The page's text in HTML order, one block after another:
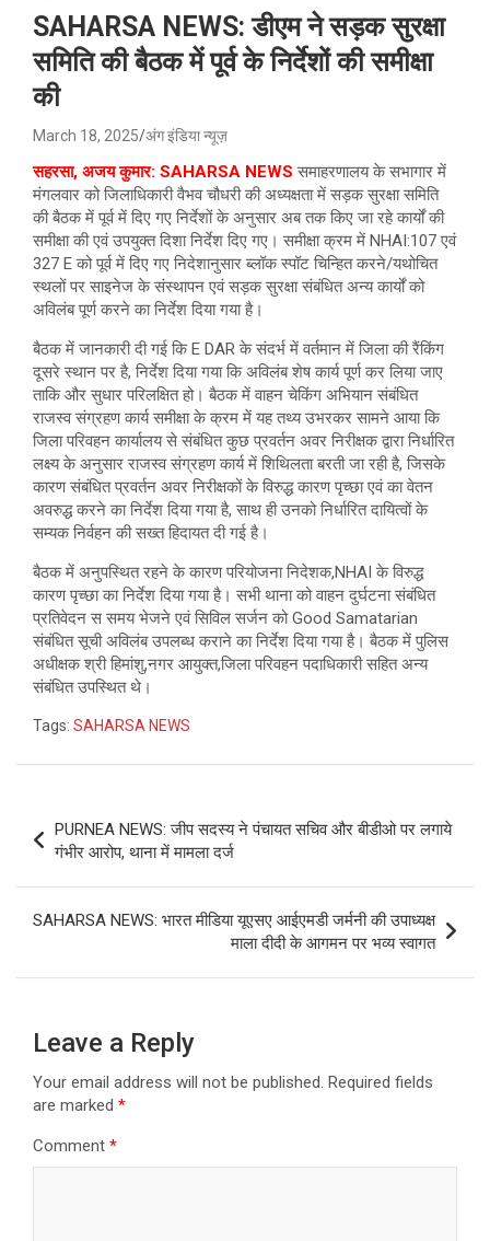
SAHARSA NEWS: डीएम ने सड़क सुरक्षा
समिति की बैठक में पूर्व के निर्देशों की समीक्षा
की
March 18, 2025 अंग इंडिया न्यूज़
सहरसा, अजय कुमार: SAHARSA NEWS समाहरणालय के सभागार में
मंगलवार को जिलाधिकारी वैभव चौधरी की अध्यक्षता में सड़क सुरक्षा समिति
की बैठक में पूर्व में दिए गए निर्देशों के अनुसार अब तक किए जा रहे कार्यों की
समीक्षा की एवं उपयुक्त दिशा निर्देश दिए गए। समीक्षा क्रम में NHAI:107 एवं
327 E को पूर्व में दिए गए निदेशानुसार ब्लॉक स्पॉट चिन्हित करने/यथोचित
स्थलों पर साइनेज के संस्थापन एवं सड़क सुरक्षा संबंधित अन्य कार्यों को
अविलंब पूर्ण करने का निर्देश दिया गया है।
बैठक में जानकारी दी गई कि E DAR के संदर्भ में वर्तमान में जिला की रैंकिंग
दूसरे स्थान पर है, निर्देश दिया गया कि अविलंब शेष कार्य पूर्ण कर लिया जाए
ताकि और सुधार परिलक्षित हो। बैठक में वाहन चेकिंग अभियान संबंधित
राजस्व संग्रहण कार्य समीक्षा के क्रम में यह तथ्य उभरकर सामने आया कि
जिला परिवहन कार्यालय से संबंधित कुछ प्रवर्तन अवर निरीक्षक द्वारा निर्धारित
लक्ष्य के अनुसार राजस्व संग्रहण कार्य में शिथिलता बरती जा रही है, जिसके
कारण संबंधित प्रवर्तन अवर निरीक्षकों के विरुद्ध कारण पृच्छा एवं का वेतन
अवरुद्ध करने का निर्देश दिया गया है, साथ ही उनको निर्धारित दायित्वों के
सम्यक निर्वहन की सख्त हिदायत दी गई है।
बैठक में अनुपस्थित रहने के कारण परियोजना निदेशक,NHAI के विरुद्ध
कारण पृच्छा का निर्देश दिया गया है। सभी थाना को वाहन दुर्घटना संबंधित
प्रतिवेदन स समय भेजने एवं सिविल सर्जन को Good Samatarian
संबंधित सूची अविलंब उपलब्ध कराने का निर्देश दिया गया है। बैठक में पुलिस
अधीक्षक श्री हिमांशु,नगर आयुक्त,जिला परिवहन पदाधिकारी सहित अन्य
संबंधित उपस्थित थे।
Tags: SAHARSA NEWS
navigation
PURNEA NEWS: जीप सदस्य ने पंचायत सचिव और बीडीओ पर लगाये
गंभीर आरोप, थाना में मामला दर्ज
SAHARSA NEWS: भारत मीडिया यूएसए आईएमडी जर्मनी की उपाध्यक्ष
माला दीदी के आगमन पर भव्य स्वागत
Leave a Reply
Your email address will not be published. Required fields
are marked *
Comment *